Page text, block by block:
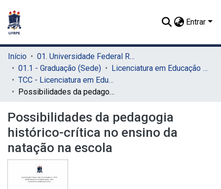
Entrar
Início
01. Universidade Federal Rural de Pernambuco - UFRPE (Sede)
01.1 - Graduação (Sede)
Licenciatura em Educação Física (Sede)
TCC - Licenciatura em Educação Física (Sede)
Possibilidades da pedagogia histórico-crítica no ensino da natação na escola
Possibilidades da pedagogia
histórico-crítica no ensino da
natação na escola